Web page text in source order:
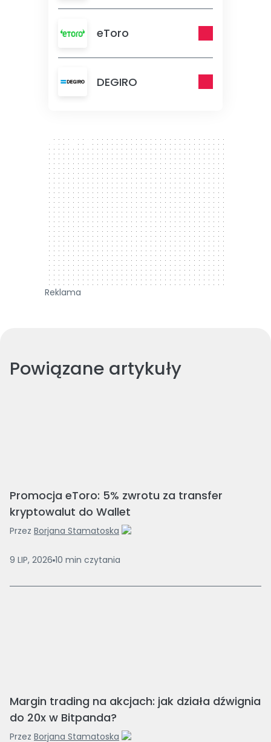
eToro
DEGIRO
300 x 250
Reklama
Powiązane artykuły
Promocja eToro: 5% zwrotu za transfer
kryptowalut do Wallet
Przez Borjana Stamatoska
9 LIP, 2026 10 min czytania
Margin trading na akcjach: jak działa dźwignia
do 20x w Bitpanda?
Przez Borjana Stamatoska